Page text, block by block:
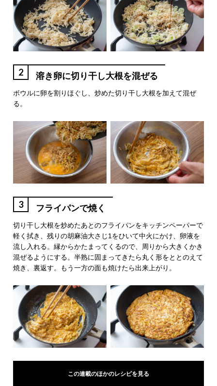
2 溶き卵に切り干し大根を混ぜる
ボウルに卵を割りほぐし、炒めた切り干し大根を加えて混ぜ
る。
3 フライパンで焼く
切り干し大根を炒めたあとのフライパンをキッチンペーパーで
軽く拭き、残りの胡麻油大さじ1をひいて中火にかけ、卵液を
流し入れる。縁からかたまってくるので、周りから大きくかき
混ぜるようにする。半熟に固まってきたら丸く形をととのえて
焼き、裏返す。もう一方の面も焼けたら出来上がり。
この連載のほかのレシピを見る